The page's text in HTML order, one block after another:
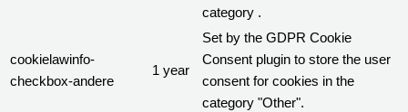
category .
cookielawinfo-
checkbox-andere
1 year
Set by the GDPR Cookie
Consent plugin to store the user
consent for cookies in the
category "Other".